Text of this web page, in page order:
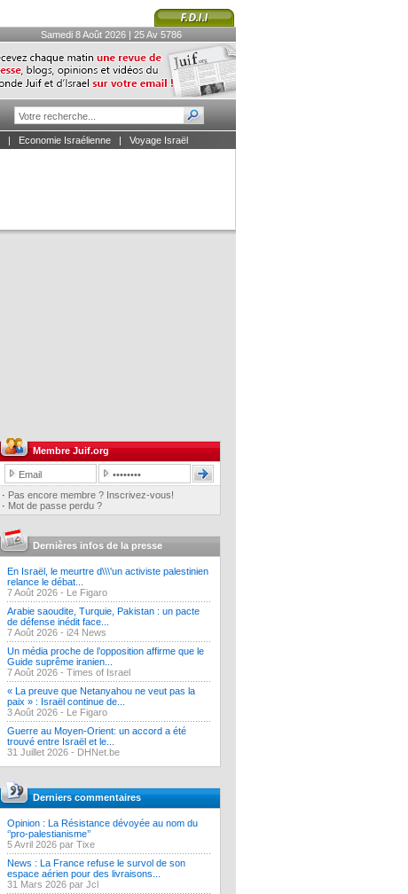
Samedi 8 Août 2026 | 25 Av 5786
| Economie Israélienne| Voyage Israël
Membre Juif.org
· Pas encore membre ? Inscrivez-vous!
· Mot de passe perdu ?
Dernières infos de la presse
En Israël, le meurtre d\\\'un activiste palestinien
relance le débat...
7 Août 2026 - Le Figaro
Arabie saoudite, Turquie, Pakistan : un pacte
de défense inédit face...
7 Août 2026 - i24 News
Un média proche de l’opposition affirme que le
Guide suprême iranien...
7 Août 2026 - Times of Israel
« La preuve que Netanyahou ne veut pas la
paix » : Israël continue de...
3 Août 2026 - Le Figaro
Guerre au Moyen-Orient: un accord a été
trouvé entre Israël et le...
31 Juillet 2026 - DHNet.be
Derniers commentaires
Opinion : La Résistance dévoyée au nom du
‘’pro-palestianisme’’
5 Avril 2026 par Tixe
News : La France refuse le survol de son
espace aérien pour des livraisons...
31 Mars 2026 par Jcl